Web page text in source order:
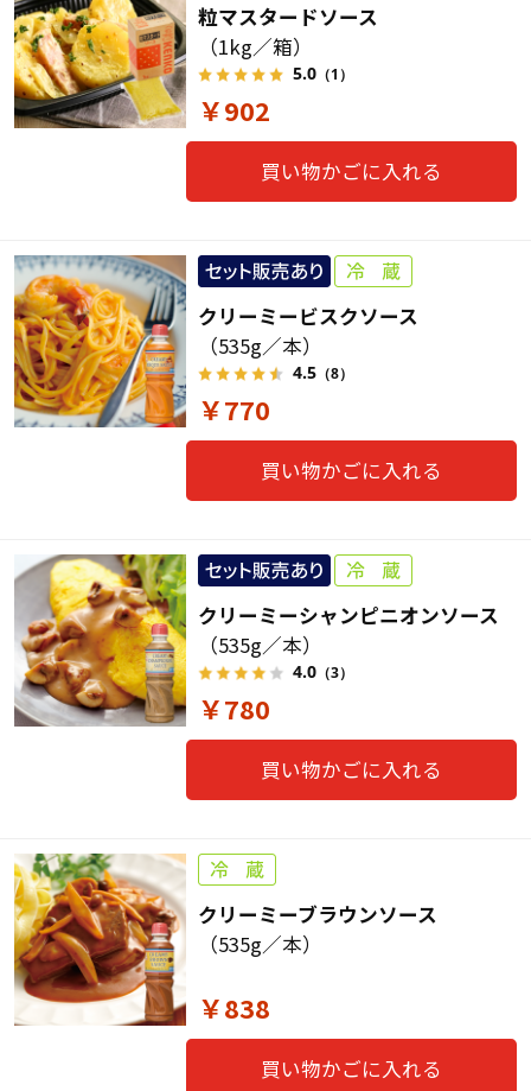
粒マスタードソース
（1kg／箱）
5.0（1）
￥902
買い物かごに入れる
クリーミービスクソース
（535g／本）
4.5（8）
￥770
買い物かごに入れる
クリーミーシャンピニオンソース
（535g／本）
4.0（3）
￥780
買い物かごに入れる
クリーミーブラウンソース
（535g／本）
￥838
買い物かごに入れる